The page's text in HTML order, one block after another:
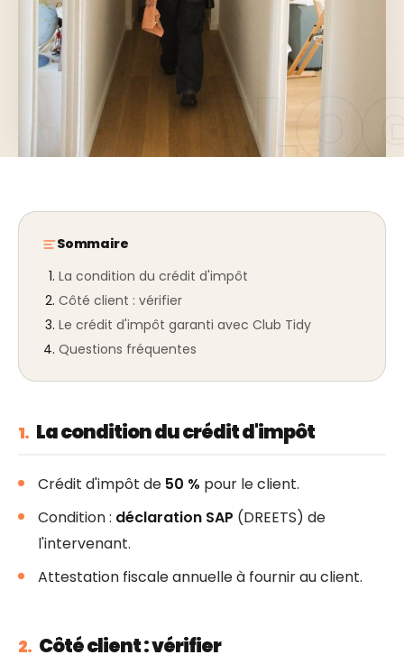
Sommaire
La condition du crédit d'impôt
Côté client : vérifier
Le crédit d'impôt garanti avec Club Tidy
Questions fréquentes
1. La condition du crédit d'impôt
Crédit d'impôt de 50 % pour le client.
Condition : déclaration SAP (DREETS) de
l'intervenant.
Attestation fiscale annuelle à fournir au client.
2. Côté client : vérifier